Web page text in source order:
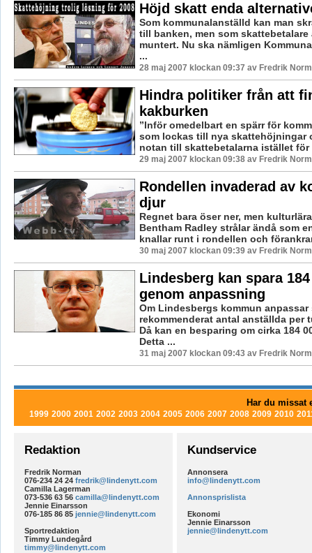
Höjd skatt enda
Som kommunalanställd kan man
till banken, men som skattebetalare
muntert. Nu ska nämligen
...
28 maj 2007 klockan 09:37 av Fredrik
Hindra politiker från att
kakburken
”Inför omedelbart en spärr för
som lockas till nya skattehöjningar
notan till skattebetalarna istället för
29 maj 2007 klockan 09:38 av Fredrik
Rondellen invaderad av
djur
Regnet bara öser ner, men
Bentham Radley strålar ändå som
knallar runt i rondellen och
30 maj 2007 klockan 09:39 av Fredrik
Lindesberg kan spara
genom anpassning
Om Lindesbergs kommun anpassar
rekommenderat antal anställda per
Då kan en besparing om cirka 184
Detta ...
31 maj 2007 klockan 09:43 av Fredrik
Har du missat
1999 2000 2001 2002 2003 2004 2005 2006 2007 2008 2009 2010
Redaktion
Fredrik Norman
076-234 24 24 fredrik@lindenytt.com
Camilla Lagerman
073-536 63 56 camilla@lindenytt.com
Jennie Einarsson
076-185 86 85 jennie@lindenytt.com
Sportredaktion
Timmy Lundegård
timmy@lindenytt.com
Kundservice
Annonsera
info@lindenytt.com
Annonsprislista
Ekonomi
Jennie Einarsson
jennie@lindenytt.com